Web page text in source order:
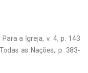
a Igreja, v. 4, p. 143
as Nações, p. 383-